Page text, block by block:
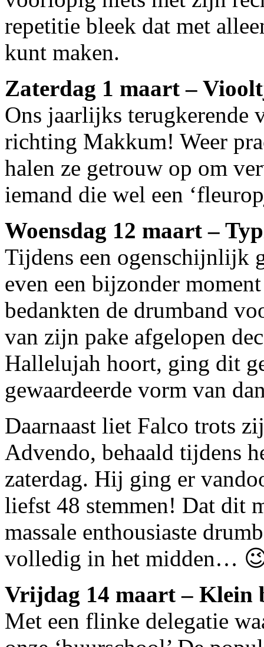
repetitie bleek dat met
kunt maken.
Zaterdag 1 maart –
Ons jaarlijks terugkerende
richting Makkum! Weer
halen ze getrouw op om
iemand die wel een
Woensdag 12 maart –
Tijdens een ogenschijnlijk
even een bijzonder
bedankten de drumband
van zijn pake afgelopen
Hallelujah hoort, ging dit
gewaardeerde vorm van
Daarnaast liet Falco trots
Advendo, behaald tijdens
zaterdag. Hij ging er
liefst 48 stemmen! Dat dit
massale enthousiaste
volledig in het midden…
Vrijdag 14 maart – Klein
Met een flinke delegatie